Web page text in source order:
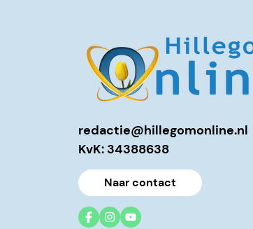
redactie@hillegomonline.nl
KvK: 34388638
Naar contact